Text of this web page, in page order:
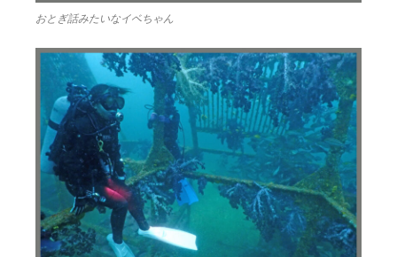
おとぎ話みたいなイベちゃん